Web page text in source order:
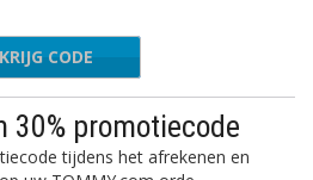
FRIENDS
KRIJG CODE
30% promotiecode
tijdens het afrekenen en